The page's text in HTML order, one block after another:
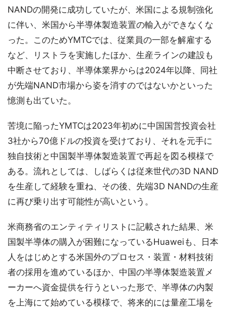
NANDの開発に成功していたが、米国による規制強化
に伴い、米国から半導体製造装置の輸入ができなくな
った。このためYMTCでは、従業員の一部を解雇する
など、リストラを実施したほか、生産ラインの建設も
中断させており、半導体業界からは2024年以降、同社
が先端NAND市場から姿を消すのではないかといった
憶測も出ていた。
苦境に陥ったYMTCは2023年初めに中国国営投資会社
3社から70億ドルの投資を受けており、それを元手に
独自技術と中国製半導体製造装置で再起を図る模様で
ある。流れとしては、しばらくは従来世代の3D NAND
を生産して経験を重ね、その後、先端3D NANDの生産
に再び乗り出す可能性が高いという。
米商務省のエンティティリストに記載された結果、米
国製半導体の購入が困難になっているHuaweiも、日本
人をはじめとする米国外のプロセス・装置・材料技術
者の採用を進めているほか、中国の半導体製造装置メ
ーカーへ資金提供を行うといった形で、半導体の内製
を上海にて始めている模様で、将来的には量産工場を